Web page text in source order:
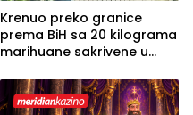
Krenuo preko granice
prema BiH sa 20 kilograma
marihuane sakrivene u